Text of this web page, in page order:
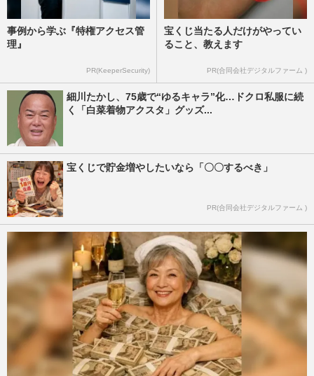
事例から学ぶ『特権アクセス管
理』
PR(KeeperSecurity)
宝くじ当たる人だけがやってい
ること、教えます
PR(合同会社デジタルファーム )
細川たかし、75歳で“ゆるキャラ”化…ドクロ私服に続
く「白菜着物アクスタ」グッズ...
宝くじで貯金増やしたいなら「〇〇するべき」
PR(合同会社デジタルファーム )